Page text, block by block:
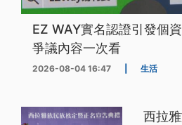
EZ WAY實名認證引發個
爭議內容一次看
2026-08-04 16:47 生活
西拉